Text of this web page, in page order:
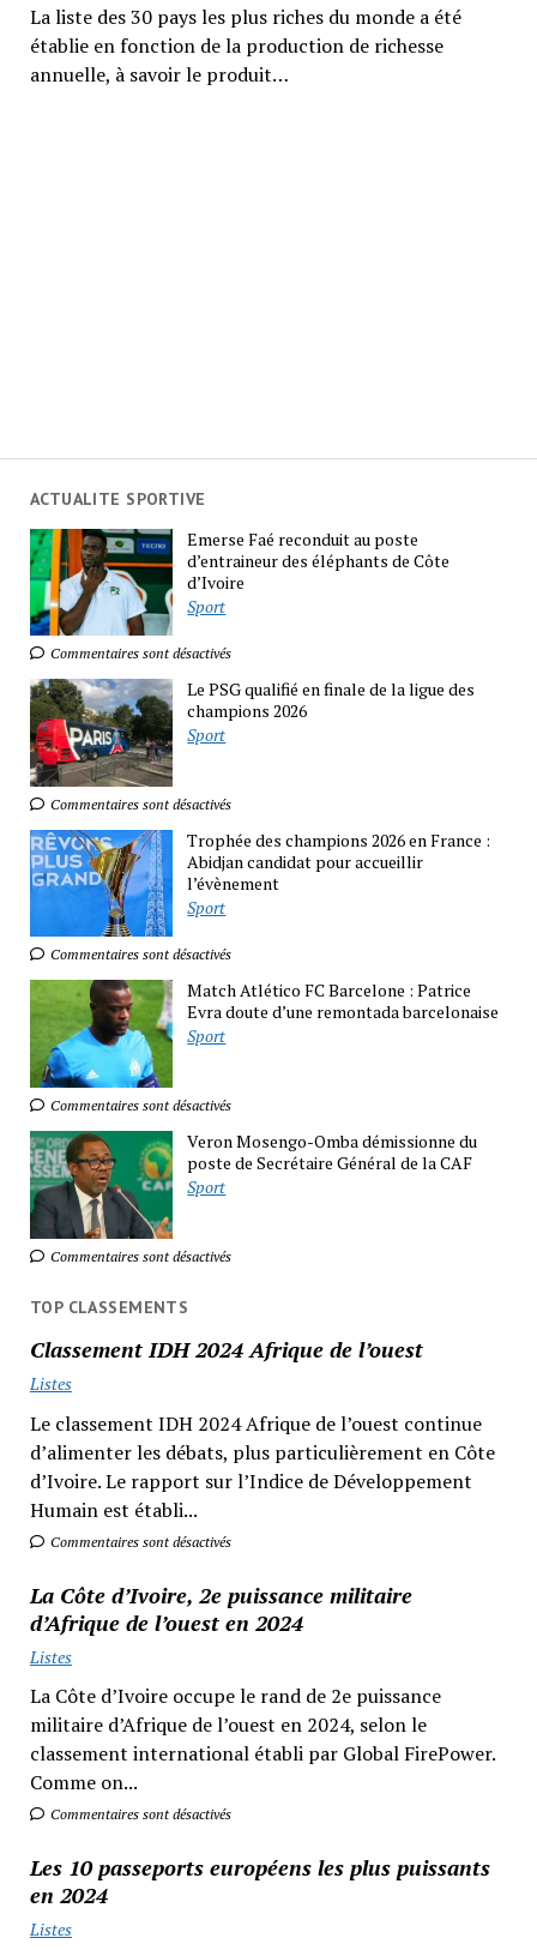
ACTUALITE SPORTIVE
Emerse Faé reconduit au poste
d’entraineur des éléphants de Côte
d’Ivoire
Sport
Commentaires sont désactivés
Le PSG qualifié en finale de la ligue des
champions 2026
Sport
Commentaires sont désactivés
Trophée des champions 2026 en France :
Abidjan candidat pour accueillir
l’évènement
Sport
Commentaires sont désactivés
Match Atlético FC Barcelone : Patrice
Evra doute d’une remontada barcelonaise
Sport
Commentaires sont désactivés
Veron Mosengo-Omba démissionne du
poste de Secrétaire Général de la CAF
Sport
Commentaires sont désactivés
TOP CLASSEMENTS
Classement IDH 2024 Afrique de l’ouest
Listes
Le classement IDH 2024 Afrique de l’ouest continue
d’alimenter les débats, plus particulièrement en Côte
d’Ivoire. Le rapport sur l’Indice de Développement
Humain est établi...
Commentaires sont désactivés
La Côte d’Ivoire, 2e puissance militaire
d’Afrique de l’ouest en 2024
Listes
La Côte d’Ivoire occupe le rand de 2e puissance
militaire d’Afrique de l’ouest en 2024, selon le
classement international établi par Global FirePower.
Comme on...
Commentaires sont désactivés
Les 10 passeports européens les plus puissants
en 2024
Listes
La liste des 30 pays les plus riches du monde a été
établie en fonction de la production de richesse
annuelle, à savoir le produit…